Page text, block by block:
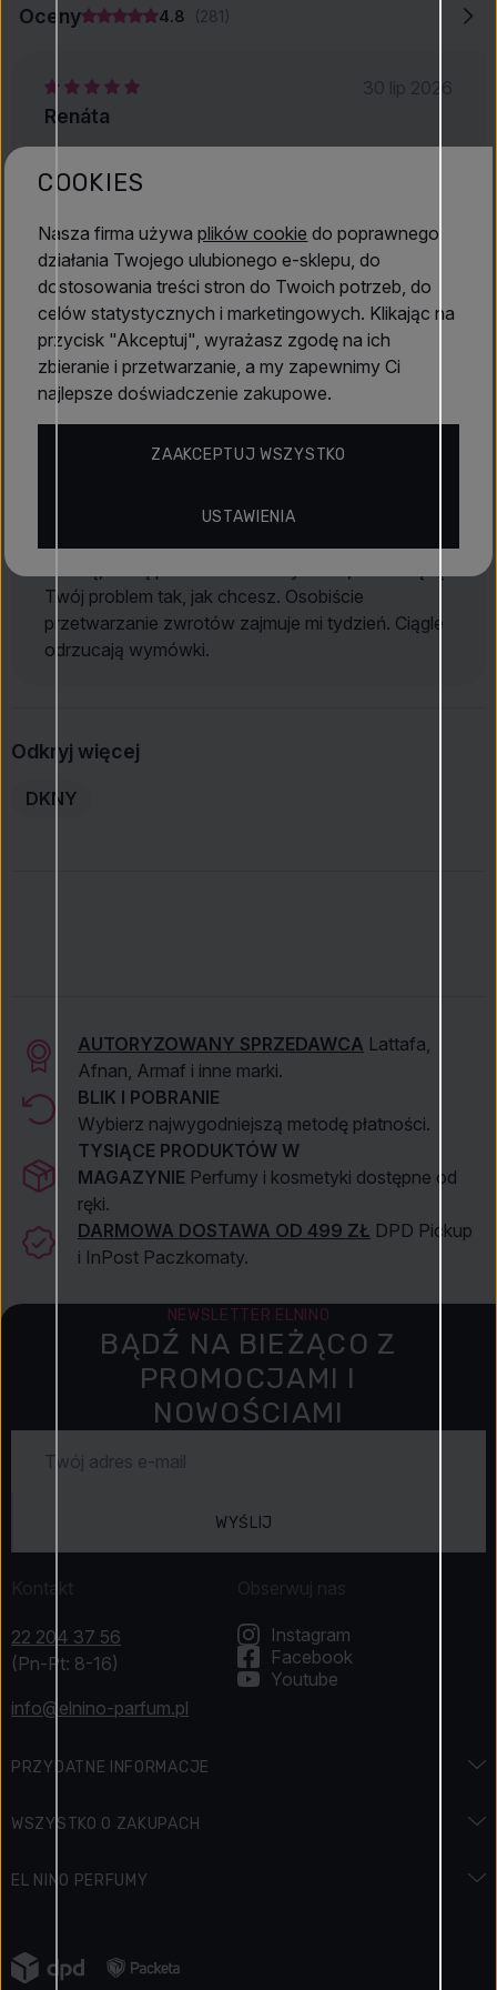
Oceny 4.8 (281)
Renáta
Marcela
23 lip 2026
Zapewniano mnie, że Elnino sprzedaje wyłącznie
oryginalne produkty. Niestety, z powodu
długotrwałego rozkładu chemicznego, w wyniku
którego tylko jeden składnik perfum pachnie
bezużyteczne. Jeśli jednak chcesz zwrócić
problem. Prawdopodobnie będą szukać wymówek
itp. Robią niesamowite problemy ze zwrotami.
Twój problem tak, jak chcesz. Osobiście
przetwarzanie zwrotów zajmuje mi tydzień. Ciągle
odrzucają wymówki.
Odkryj więcej
DKNY
AUTORYZOWANY SPRZEDAWCA Lattafa,
Afnan, Armaf i inne marki.
BLIK I POBRANIE
Wybierz najwygodniejszą metodę płatności.
TYSIĄCE PRODUKTÓW W
MAGAZYNIE Perfumy i kosmetyki dostępne od
ręki.
DARMOWA DOSTAWA OD 499 ZŁ DPD Pickup
i InPost Paczkomaty.
NEWSLETTER ELNINO
BĄDŹ NA BIEŻĄCO Z
PROMOCJAMI I
NOWOŚCIAMI
WYŚLIJ
Kontakt
22 204 37 56
(Pn-Pt: 8-16)
info@elnino-parfum.pl
PRZYDATNE INFORMACJE
Święta i promocje
Jak zbieramy opinie o produktach
WSZYSTKO O ZAKUPACH
Zwroty
EL NINO PERFUMY
Napisali o nas
Obserwuj nas
Instagram
Facebook
Youtube
COOKIES
Nasza firma używaplików cookie do poprawnego
działania Twojego ulubionego e-sklepu, do
dostosowania treści stron do Twoich potrzeb, do
celów statystycznych i marketingowych. Klikając na
przycisk "Akceptuj", wyrażasz zgodę na ich
zbieranie i przetwarzanie, a my zapewnimy Ci
najlepsze doświadczenie zakupowe.
USTAWIENIA
ZAAKCEPTUJ WSZYSTKO